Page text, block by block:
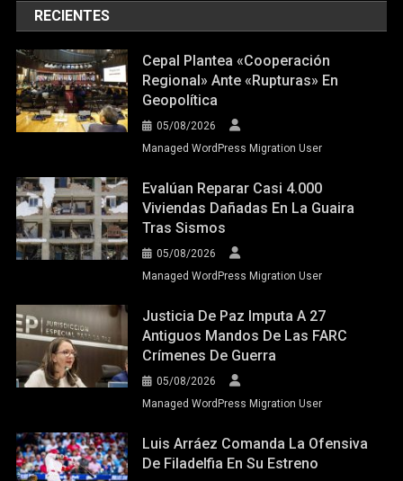
RECIENTES
Cepal Plantea «cooperación
Regional» Ante «rupturas» En
Geopolítica
05/08/2026
Managed WordPress Migration User
Evalúan Reparar Casi 4.000
Viviendas Dañadas En La Guaira
Tras Sismos
05/08/2026
Managed WordPress Migration User
Justicia De Paz Imputa A 27
Antiguos Mandos De Las FARC
Crímenes De Guerra
05/08/2026
Managed WordPress Migration User
Luis Arráez Comanda La Ofensiva
De Filadelfia En Su Estreno